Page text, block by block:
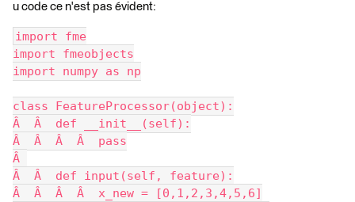
u code ce n'est pas évident:
import fme
import fmeobjects
import numpy as np
class FeatureProcessor(object):
Â  Â  def __init__(self):
Â  Â  Â  Â  pass
Â
Â  Â  def input(self, feature):
Â  Â  Â  Â  x_new = [0,1,2,3,4,5,6]